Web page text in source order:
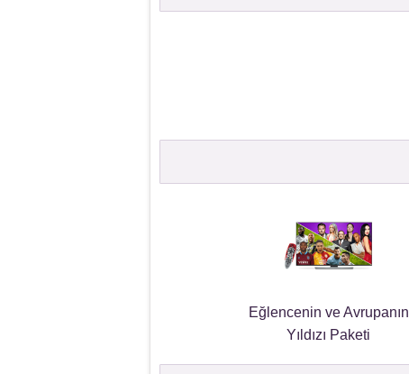
Eğlencenin ve Avrupanın
Yıldızı Paketi